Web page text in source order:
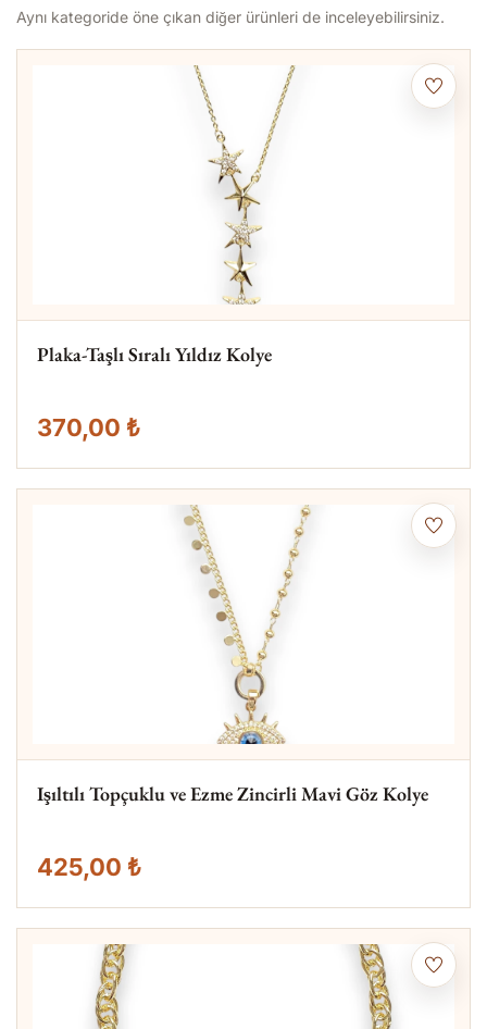
Aynı kategoride öne çıkan diğer ürünleri de inceleyebilirsiniz.
Plaka-Taşlı Sıralı Yıldız Kolye
370,00 ₺
Işıltılı Topçuklu ve Ezme Zincirli Mavi Göz Kolye
425,00 ₺